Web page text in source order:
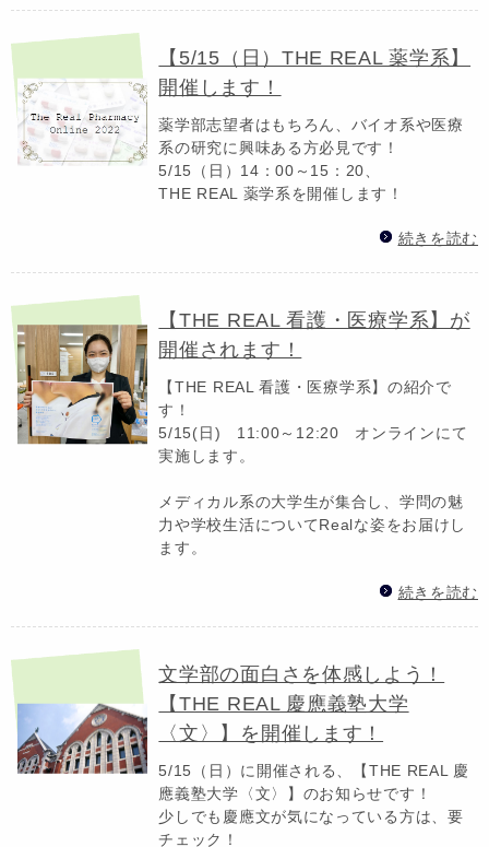
【5/15（日）THE REAL 薬学系】
開催します！
薬学部志望者はもちろん、バイオ系や医療
系の研究に興味ある方必見です！
5/15（日）14：00～15：20、
THE REAL 薬学系を開催します！
続きを読む
【THE REAL 看護・医療学系】が
開催されます！
【THE REAL 看護・医療学系】の紹介で
す！
5/15(日) 11:00～12:20 オンラインにて
実施します。
メディカル系の大学生が集合し、学問の魅
力や学校生活についてRealな姿をお届けし
ます。
続きを読む
文学部の面白さを体感しよう！
【THE REAL 慶應義塾大学
〈文〉】を開催します！
5/15（日）に開催される、【THE REAL 慶
應義塾大学〈文〉】のお知らせです！
少しでも慶應文が気になっている方は、要
チェック！